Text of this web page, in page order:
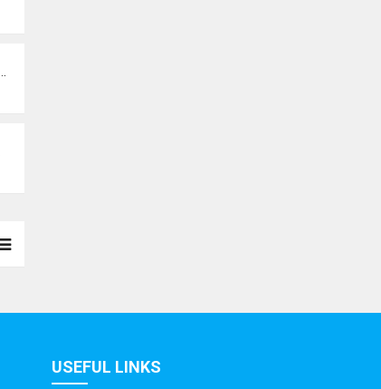
USEFUL LINKS